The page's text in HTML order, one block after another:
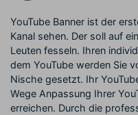
Creator
Monetarisierungs-
Programm
Monetarisieren Sie
Ihren Einfluss mit Filmora
Kunden-Geschichten
Erfahren Sie, wie unsere
YouTube Banner ist der
Kanal sehen. Der soll auf
Leuten fesseln. Ihren
dem YouTube werden Sie
Nische gesetzt. Ihr
Wege Anpassung Ihrer
erreichen. Durch die